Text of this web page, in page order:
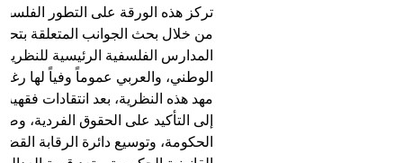
تركز هذه الورقة على التطور
من خلال بحث الجوانب المتعلقة
المدارس الفلسفية الرئيسية للنظرية
الوطني، والعربي عموماً وفياً لها
مهد هذه النظرية، بعد انتقادات
إلى التأكيد على الحقوق الفردية،
الحكومة، وتوسيع دائرة الرقابة